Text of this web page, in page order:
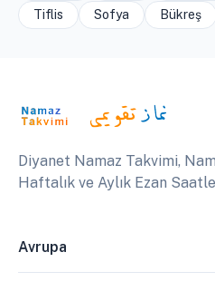
Tiflis
Sofya Bükreş
Diyanet Namaz Takvimi,
Avrupa